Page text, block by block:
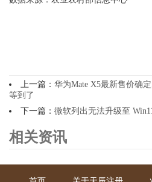
上一篇： 华为Mate X5最新售价确
等到了
下一篇： 微软列出无法升级至
相关资讯